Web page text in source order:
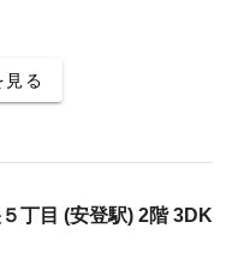
見る
丁目 (安登駅) 2階 3DK